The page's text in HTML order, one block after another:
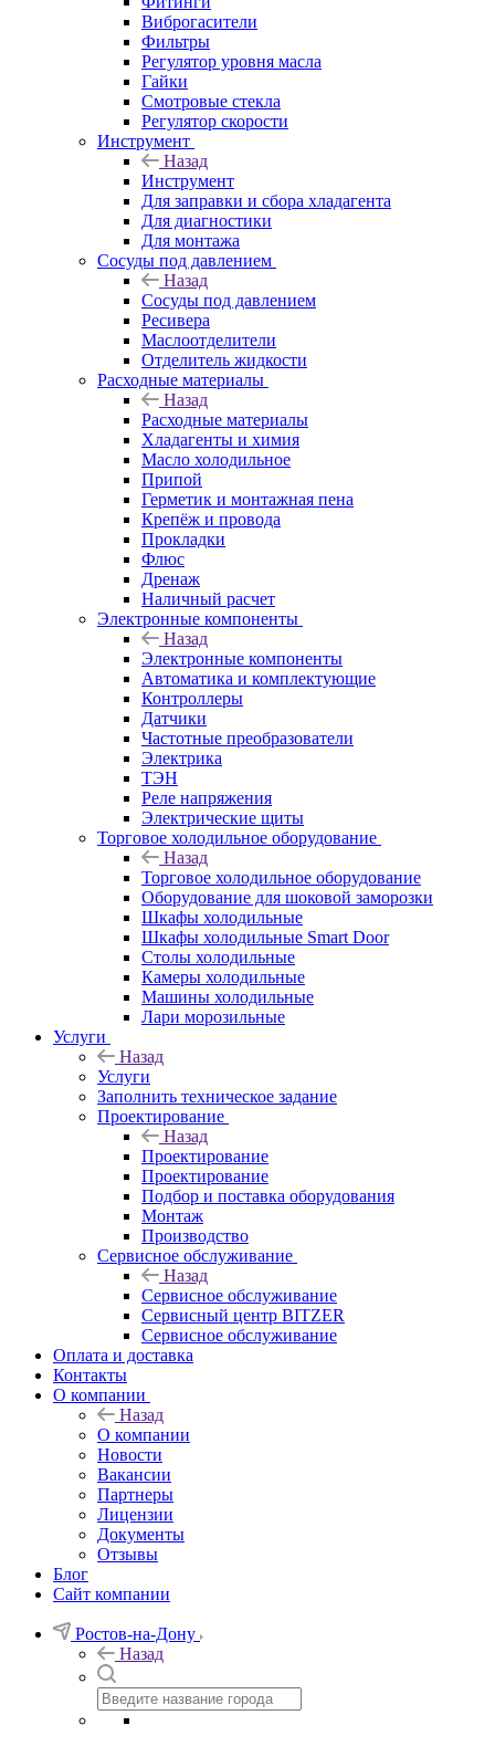
Виброгасители
Фильтры
Регулятор уровня масла
Гайки
Смотровые стекла
Регулятор скорости
Инструмент
Назад
Инструмент
Для заправки и сбора хладагента
Для диагностики
Для монтажа
Сосуды под давлением
Назад
Сосуды под давлением
Ресивера
Маслоотделители
Отделитель жидкости
Расходные материалы
Назад
Расходные материалы
Хладагенты и химия
Масло холодильное
Припой
Герметик и монтажная пена
Крепёж и провода
Прокладки
Флюс
Дренаж
Наличный расчет
Электронные компоненты
Назад
Электронные компоненты
Автоматика и комплектующие
Контроллеры
Датчики
Частотные преобразователи
Электрика
ТЭН
Реле напряжения
Электрические щиты
Торговое холодильное оборудование
Назад
Торговое холодильное оборудование
Оборудование для шоковой заморозки
Шкафы холодильные
Шкафы холодильные Smart Door
Столы холодильные
Камеры холодильные
Машины холодильные
Лари морозильные
Услуги
Назад
Услуги
Заполнить техническое задание
Проектирование
Назад
Проектирование
Проектирование
Подбор и поставка оборудования
Монтаж
Производство
Сервисное обслуживание
Назад
Сервисное обслуживание
Сервисный центр BITZER
Сервисное обслуживание
Оплата и доставка
Контакты
О компании
Назад
О компании
Новости
Вакансии
Партнеры
Лицензии
Документы
Отзывы
Блог
Сайт компании
Ростов-на-Дону
Назад